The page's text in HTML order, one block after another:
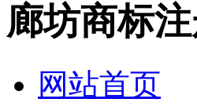
廊坊商标
网站首页